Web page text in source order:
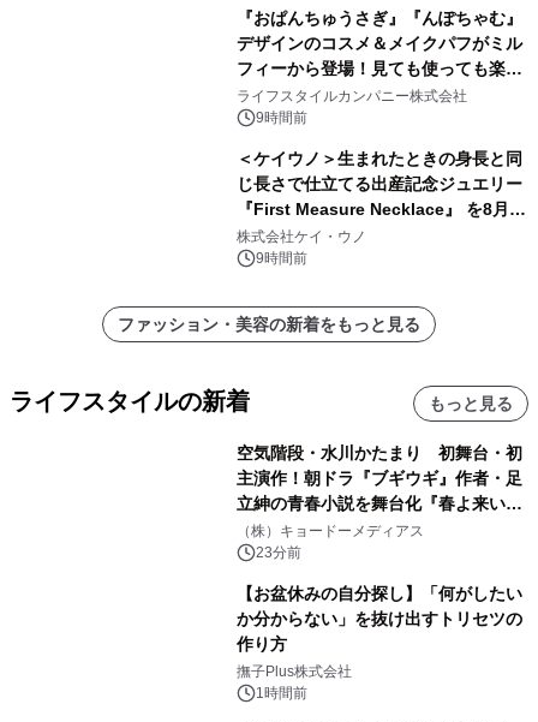
『おぱんちゅうさぎ』『んぽちゃむ』
デザインのコスメ＆メイクパフがミル
フィーから登場！見ても使っても楽し
い、ポップでキュートなコレクショ
ン。
ライフスタイルカンパニー株式会社
9時間前
＜ケイウノ＞生まれたときの身長と同
じ長さで仕立てる出産記念ジュエリー
『First Measure Necklace』 を8月14
日(金)に発売
株式会社ケイ・ウノ
9時間前
ファッション・美容の新着をもっと見る
ライフスタイルの新着 もっと見る
空気階段・水川かたまり 初舞台・初
主演作！朝ドラ『ブギウギ』作者・足
立紳の青春小説を舞台化『春よ来い、
マジで来い』キービジュアル解禁！
（株）キョードーメディアス
23分前
【お盆休みの自分探し】「何がしたい
か分からない」を抜け出すトリセツの
作り方
撫子Plus株式会社
1時間前